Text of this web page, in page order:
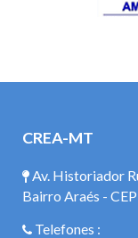
CREA-MT
Av. Historiador
Bairro Araés -
Telefones :